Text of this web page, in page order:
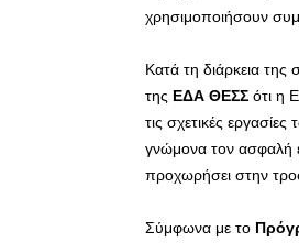
χρησιμοποιήσουν
Κατά τη διάρκεια
της ΕΔΑ ΘΕΣΣ ότι η
τις σχετικές
γνώμονα τον ασφαλή
προχωρήσει στην
Σύμφωνα με το